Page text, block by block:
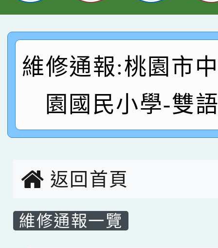
臺灣台語-第二名
市賽榮獲科學小創客佳
創客第三名。
賀！本校參加桃園市中
賽 洪綺君教師榮獲社
名
賀！本校阿巴斯O蜜、
倩參加桃園市科展 國
名 指導老師王老師、
賀！本校四年二班張O
桃園市英語競賽國小朗
名，指導老師林老師
賀！本校參加桃園市中
賽 劉文瑛教師榮獲教
賀！本校參與2026世
創客第三名。
維修通報:桃園市
園國民小學-雙
返回首頁
維修通報一覽